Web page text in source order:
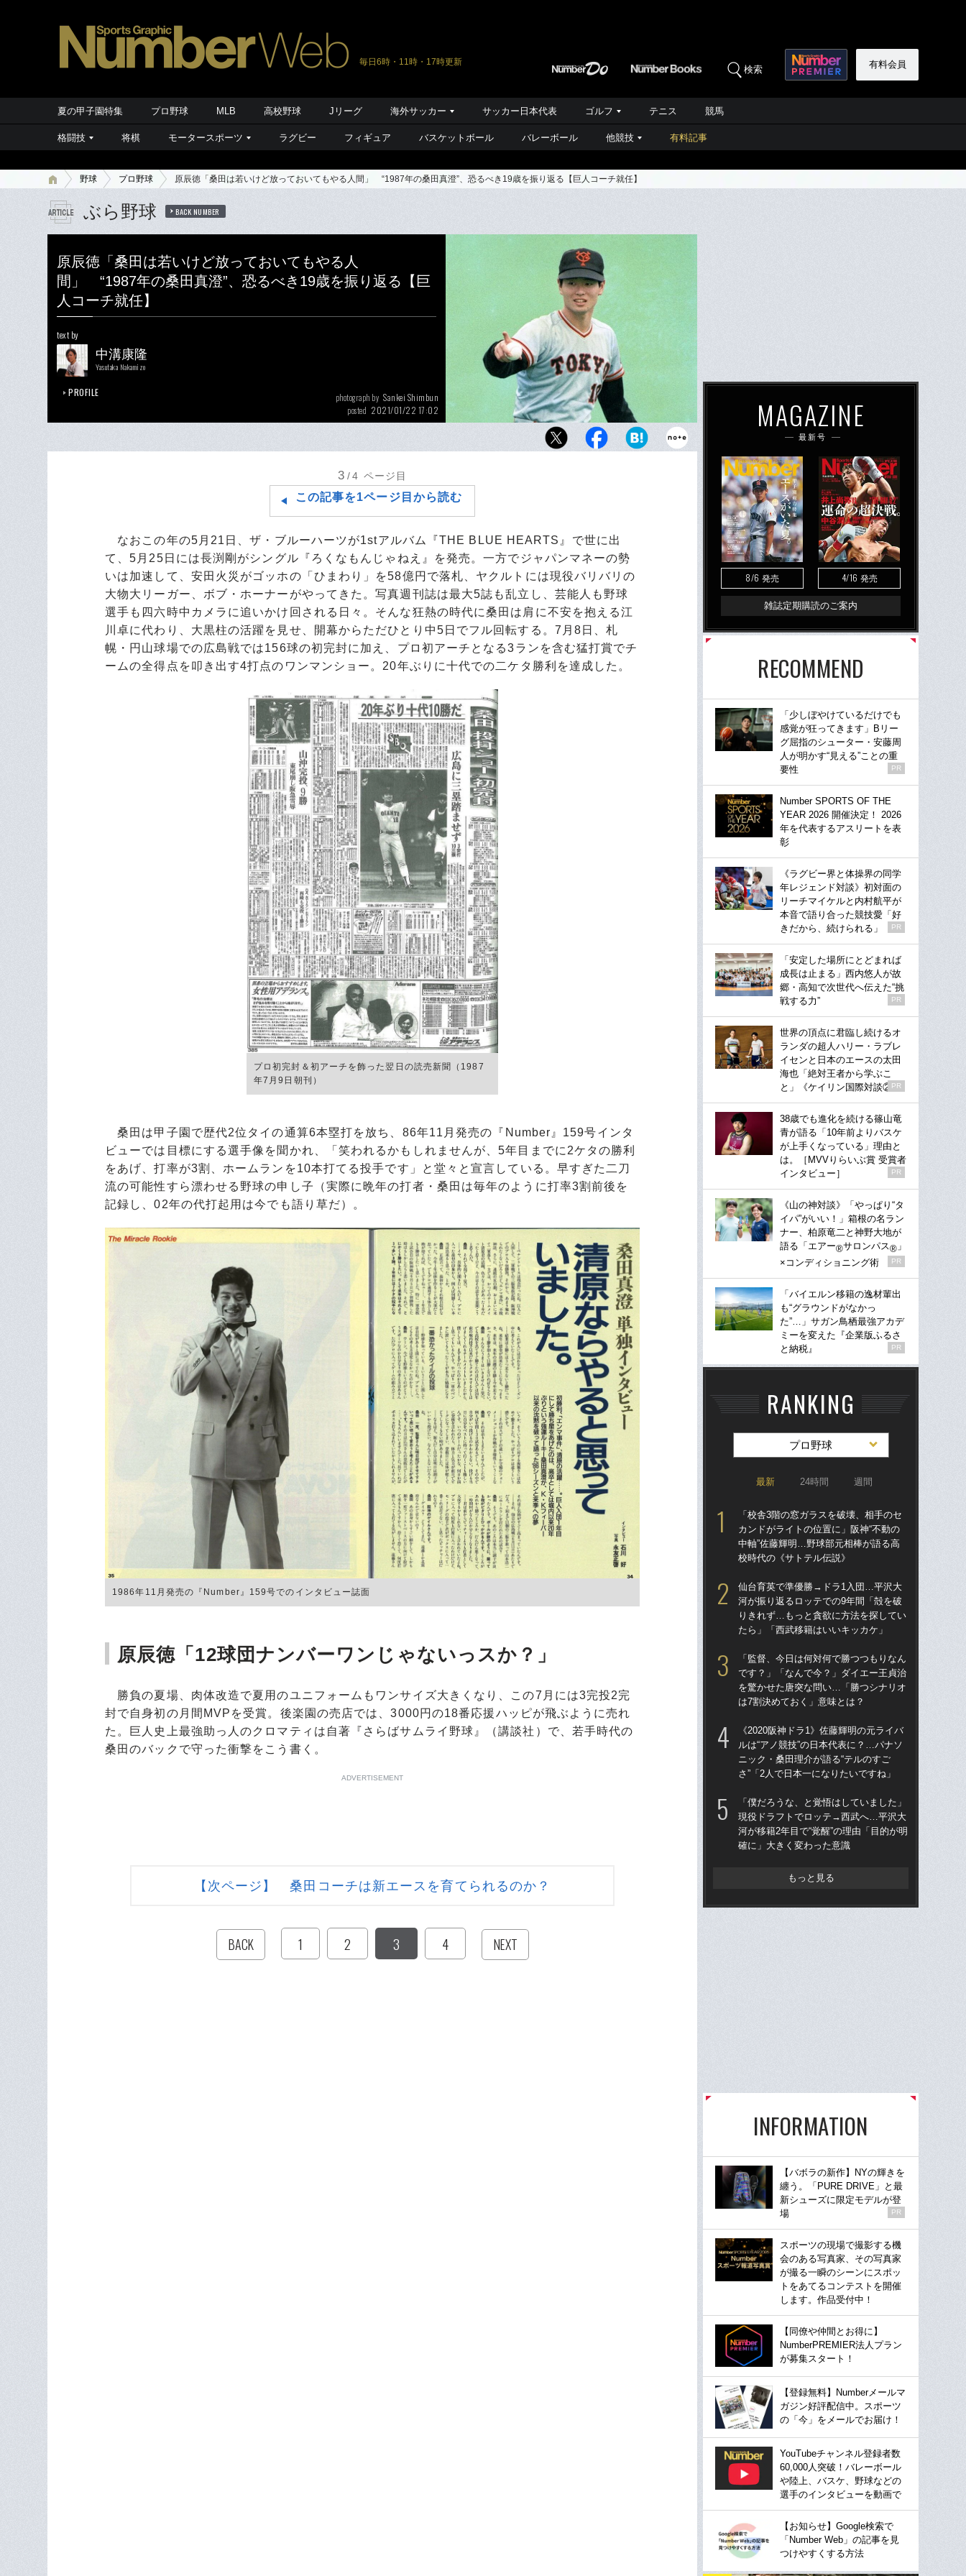
毎日6時・11時・17時更新
検索 有料会員
夏の甲子園特集 プロ野球 MLB 高校野球 Jリーグ 海外サッカー サッカー日本代表 ゴルフ テニス 競馬
格闘技 将棋 モータースポーツ ラグビー フィギュア バスケットボール バレーボール 他競技 有料記事
野球 プロ野球 原辰徳「桑田は若いけど放っておいてもやる人間」 “1987年の桑田真澄”、恐るべき19歳を振り返る【巨人コーチ就任】
ぶら野球 BACK NUMBER
原辰徳「桑田は若いけど放っておいてもやる人
間」 “1987年の桑田真澄”、恐るべき19歳を振り返る【巨
人コーチ就任】
text by
中溝康隆
Yasutaka Nakamizo
PROFILE photograph by Sankei Shimbun
posted 2021/01/22 17:02
1987年の日本シリーズ、西武対巨人。前日ブルペンで投球
3 /4 ページ目
この記事を1ページ目から読む
なおこの年の5月21日、ザ・ブルーハーツが1stアルバム『THE BLUE HEARTS』で世に出
て、5月25日には長渕剛がシングル『ろくなもんじゃねえ』を発売。一方でジャパンマネーの勢
いは加速して、安田火災がゴッホの「ひまわり」を58億円で落札、ヤクルトには現役バリバリの
大物大リーガー、ボブ・ホーナーがやってきた。写真週刊誌は最大5誌も乱立し、芸能人も野球
選手も四六時中カメラに追いかけ回される日々。そんな狂熱の時代に桑田は肩に不安を抱える江
川卓に代わり、大黒柱の活躍を見せ、開幕からただひとり中5日でフル回転する。7月8日、札
幌・円山球場での広島戦では156球の初完封に加え、プロ初アーチとなる3ランを含む猛打賞でチ
ームの全得点を叩き出す4打点のワンマンショー。20年ぶりに十代での二ケタ勝利を達成した。
プロ初完封＆初アーチを飾った翌日の読売新聞（1987
年7月9日朝刊）
桑田は甲子園で歴代2位タイの通算6本塁打を放ち、86年11月発売の『Number』159号インタ
ビューでは目標にする選手像を聞かれ、「笑われるかもしれませんが、5年目までに2ケタの勝利
をあげ、打率が3割、ホームランを10本打てる投手です」と堂々と宣言している。早すぎた二刀
流の可能性すら漂わせる野球の申し子（実際に晩年の打者・桑田は毎年のように打率3割前後を
記録し、02年の代打起用は今でも語り草だ）。
1986年11月発売の『Number』159号でのインタビュー誌面
原辰徳「12球団ナンバーワンじゃないっスか？」
勝負の夏場、肉体改造で夏用のユニフォームもワンサイズ大きくなり、この7月には3完投2完
封で自身初の月間MVPを受賞。後楽園の売店では、3000円の18番応援ハッピが飛ぶように売れ
た。巨人史上最強助っ人のクロマティは自著『さらばサムライ野球』（講談社）で、若手時代の
桑田のバックで守った衝撃をこう書く。
ADVERTISEMENT
【次ページ】 桑田コーチは新エースを育てられるのか？
BACK 1 2 3 4 NEXT
MAGAZINE
最新号
8/6 発売 4/16 発売
雑誌定期購読のご案内
RECOMMEND
「少しぼやけているだけでも
感覚が狂ってきます」Bリー
グ屈指のシューター・安藤周
人が明かす“見える”ことの重
要性
PR
Number SPORTS OF THE
YEAR 2026 開催決定！ 2026
年を代表するアスリートを表
彰
《ラグビー界と体操界の同学
年レジェンド対談》初対面の
リーチマイケルと内村航平が
本音で語り合った競技愛「好
きだから、続けられる」
PR
「安定した場所にとどまれば
成長は止まる」西内悠人が故
郷・高知で次世代へ伝えた“挑
戦する力”
PR
世界の頂点に君臨し続けるオ
ランダの超人ハリー・ラブレ
イセンと日本のエースの太田
海也「絶対王者から学ぶこ
と」《ケイリン国際対談②》
PR
38歳でも進化を続ける篠山竜
青が語る「10年前よりバスケ
が上手くなっている」理由と
は。［MVVりらいぶ賞 受賞者
インタビュー］
PR
《山の神対談》「やっぱり“タ
イパ”がいい！」箱根の名ラン
ナー、柏原竜二と神野大地が
語る「エアー®サロンパス® 」
×コンディショニング術
PR
「バイエルン移籍の逸材輩出
も“グラウンドがなかっ
た”…」サガン鳥栖最強アカデ
ミーを変えた『企業版ふるさ
と納税』
PR
RANKING
プロ野球
最新 24時間 週間
「校舎3階の窓ガラスを破壊、相手のセ
カンドがライトの位置に」阪神“不動の
中軸”佐藤輝明…野球部元相棒が語る高
校時代の《サトテル伝説》
仙台育英で準優勝→ドラ1入団…平沢大
河が振り返るロッテでの9年間「殻を破
りきれず…もっと貪欲に方法を探してい
たら」「西武移籍はいいキッカケ」
「監督、今日は何対何で勝つつもりなん
です？」「なんで今？」ダイエー王貞治
を驚かせた唐突な問い…「勝つシナリオ
は7割決めておく」意味とは？
《2020阪神ドラ1》佐藤輝明の元ライバ
ルは“アノ競技”の日本代表に？…パナソ
ニック・桑田理介が語る“テルのすご
さ”「2人で日本一になりたいですね」
「僕だろうな、と覚悟はしていました」
現役ドラフトでロッテ→西武へ…平沢大
河が移籍2年目で“覚醒”の理由「目的が明
確に」大きく変わった意識
もっと見る
INFORMATION
【バボラの新作】NYの輝きを
纏う。「PURE DRIVE」と最
新シューズに限定モデルが登
場
PR
スポーツの現場で撮影する機
会のある写真家、その写真家
が撮る一瞬のシーンにスポッ
トをあてるコンテストを開催
します。作品受付中！
【同僚や仲間とお得に】
NumberPREMIER法人プラン
が募集スタート！
【登録無料】Numberメールマ
ガジン好評配信中。スポーツ
の「今」をメールでお届け！
YouTubeチャンネル登録者数
60,000人突破！バレーボール
や陸上、バスケ、野球などの
選手のインタビューを動画で
【お知らせ】Google検索で
「Number Web」の記事を見
つけやすくする方法